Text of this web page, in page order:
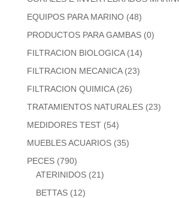
EQUIPOS PARA MARINO (48)
PRODUCTOS PARA GAMBAS (0)
FILTRACION BIOLOGICA (14)
FILTRACION MECANICA (23)
FILTRACION QUIMICA (26)
TRATAMIENTOS NATURALES (23)
MEDIDORES TEST (54)
MUEBLES ACUARIOS (35)
PECES (790)
ATERINIDOS (21)
BETTAS (12)